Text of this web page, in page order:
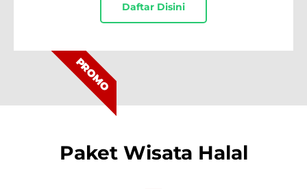
Daftar Disini
PROMO
Paket Wisata Halal